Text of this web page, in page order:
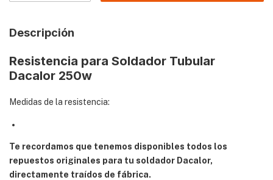
Descripción
Resistencia para Soldador Tubular
Dacalor 250w
Medidas de la resistencia:
Te recordamos que tenemos disponibles todos los
repuestos originales para tu soldador Dacalor,
directamente traídos de fábrica.